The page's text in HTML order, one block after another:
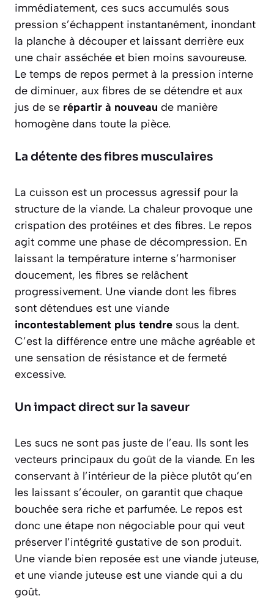
immédiatement, ces sucs accumulés sous
pression s’échappent instantanément, inondant
la planche à découper et laissant derrière eux
une chair asséchée et bien moins savoureuse.
Le temps de repos permet à la pression interne
de diminuer, aux fibres de se détendre et aux
jus de se répartir à nouveau de manière
homogène dans toute la pièce.
La détente des fibres musculaires
La cuisson est un processus agressif pour la
structure de la viande. La chaleur provoque une
crispation des protéines et des fibres. Le repos
agit comme une phase de décompression. En
laissant la température interne s’harmoniser
doucement, les fibres se relâchent
progressivement. Une viande dont les fibres
sont détendues est une viande
incontestablement plus tendre sous la dent.
C’est la différence entre une mâche agréable et
une sensation de résistance et de fermeté
excessive.
Un impact direct sur la saveur
Les sucs ne sont pas juste de l’eau. Ils sont les
vecteurs principaux du goût de la viande. En les
conservant à l’intérieur de la pièce plutôt qu’en
les laissant s’écouler, on garantit que chaque
bouchée sera riche et parfumée. Le repos est
donc une étape non négociable pour qui veut
préserver l’intégrité gustative de son produit.
Une viande bien reposée est une viande juteuse,
et une viande juteuse est une viande qui a du
goût.